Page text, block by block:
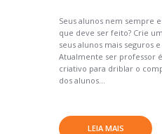
Seus alunos nem sempre
que deve ser feito? Crie
seus alunos mais seguros
Atualmente ser professor
criativo para driblar o
dos alunos...
LEIA MAIS